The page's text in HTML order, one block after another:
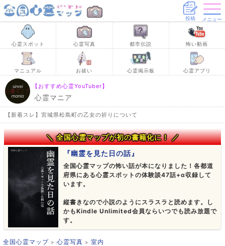
投稿 メニュー
心霊スポット 心霊写真 都市伝説 怖い動画
マニュアル お祓い 心霊掲示板 心霊アプリ
【おすすめ心霊YouTuber】
心霊マニア
【新着スレ】宮城県松島町の乙女の祈りについて
＼ 全国心霊マップが初の書籍化に！ ／
『幽霊を見た日の話』
全国心霊マップの怖い話が本になりました！各都道
府県にある心霊スポットの体験談47話+α収録して
います。
縦書きなので小説のようにスラスラと読めます。し
かもKindle Unlimited会員ならいつでも読み放題で
す。
全国心霊マップ 心霊写真
室内